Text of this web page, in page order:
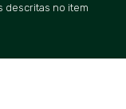
descritas no item